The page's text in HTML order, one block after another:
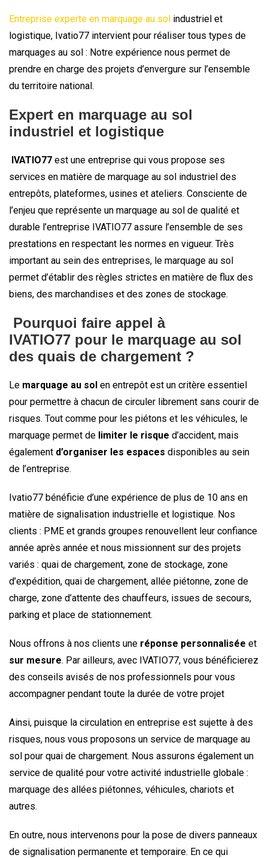
Entreprise experte en marquage au sol industriel et
logistique, Ivatio77 intervient pour réaliser tous types de
marquages au sol : Notre expérience nous permet de
prendre en charge des projets d’envergure sur l’ensemble
du territoire national.
Expert en marquage au sol
industriel et logistique
IVATIO77 est une entreprise qui vous propose ses
services en matière de marquage au sol industriel des
entrepôts, plateformes, usines et ateliers. Consciente de
l’enjeu que représente un marquage au sol de qualité et
durable l’entreprise IVATIO77 assure l’ensemble de ses
prestations en respectant les normes en vigueur. Très
important au sein des entreprises, le marquage au sol
permet d’établir des règles strictes en matière de flux des
biens, des marchandises et des zones de stockage.
Pourquoi faire appel à
IVATIO77 pour le marquage au sol
des quais de chargement ?
Le marquage au sol en entrepôt est un critère essentiel
pour permettre à chacun de circuler librement sans courir de
risques. Tout comme pour les piétons et les véhicules, le
marquage permet de limiter le risque d’accident, mais
également d’organiser les espaces disponibles au sein
de l’entreprise.
Ivatio77 bénéficie d’une expérience de plus de 10 ans en
matière de signalisation industrielle et logistique. Nos
clients : PME et grands groupes renouvellent leur confiance
année après année et nous missionnent sur des projets
variés : quai de chargement, zone de stockage, zone
d’expédition, quai de chargement, allée piétonne, zone de
charge, zone d’attente des chauffeurs, issues de secours,
parking et place de stationnement.
Nous offrons à nos clients une réponse personnalisée et
sur mesure. Par ailleurs, avec IVATIO77, vous bénéficierez
des conseils avisés de nos professionnels pour vous
accompagner pendant toute la durée de votre projet
Ainsi, puisque la circulation en entreprise est sujette à des
risques, nous vous proposons un service de marquage au
sol pour quai de chargement. Nous assurons également un
service de qualité pour votre activité industrielle globale :
marquage des allées piétonnes, véhicules, chariots et
autres.
En outre, nous intervenons pour la pose de divers panneaux
de signalisation permanente et temporaire. En ce qui